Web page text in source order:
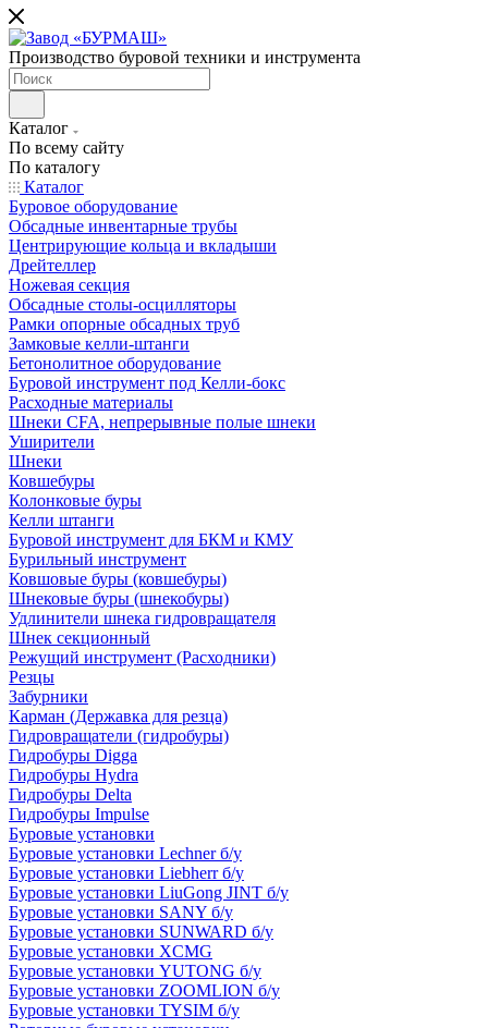
Производство буровой техники и инструмента
Каталог
По всему сайту
По каталогу
Каталог
Буровое оборудование
Обсадные инвентарные трубы
Центрирующие кольца и вкладыши
Дрейтеллер
Ножевая секция
Обсадные столы-осцилляторы
Рамки опорные обсадных труб
Замковые келли-штанги
Бетонолитное оборудование
Буровой инструмент под Келли-бокс
Расходные материалы
Шнеки CFA, непрерывные полые шнеки
Уширители
Шнеки
Ковшебуры
Колонковые буры
Келли штанги
Буровой инструмент для БКМ и КМУ
Бурильный инструмент
Ковшовые буры (ковшебуры)
Шнековые буры (шнекобуры)
Удлинители шнека гидровращателя
Шнек секционный
Режущий инструмент (Расходники)
Резцы
Забурники
Карман (Державка для резца)
Гидровращатели (гидробуры)
Гидробуры Digga
Гидробуры Hydra
Гидробуры Delta
Гидробуры Impulse
Буровые установки
Буровые установки Lechner б/у
Буровые установки Liebherr б/у
Буровые установки LiuGong JINT б/у
Буровые установки SANY б/у
Буровые установки SUNWARD б/у
Буровые установки XCMG
Буровые установки YUTONG б/у
Буровые установки ZOOMLION б/у
Буровые установки TYSIM б/у